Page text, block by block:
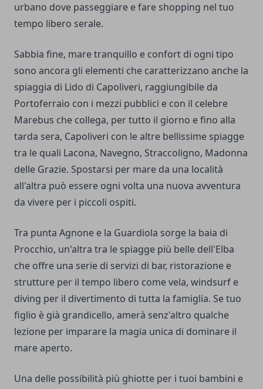
urbano dove passeggiare e fare shopping nel tuo
tempo libero serale.
Sabbia fine, mare tranquillo e confort di ogni tipo
sono ancora gli elementi che caratterizzano anche la
spiaggia di Lido di Capoliveri, raggiungibile da
Portoferraio con i mezzi pubblici e con il celebre
Marebus che collega, per tutto il giorno e fino alla
tarda sera, Capoliveri con le altre bellissime spiagge
tra le quali Lacona, Navegno, Straccoligno, Madonna
delle Grazie. Spostarsi per mare da una località
all'altra può essere ogni volta una nuova avventura
da vivere per i piccoli ospiti.
Tra punta Agnone e la Guardiola sorge la baia di
Procchio, un'altra tra le spiagge più belle dell'Elba
che offre una serie di servizi di bar, ristorazione e
strutture per il tempo libero come vela, windsurf e
diving per il divertimento di tutta la famiglia. Se tuo
figlio è già grandicello, amerà senz'altro qualche
lezione per imparare la magia unica di dominare il
mare aperto.
Una delle possibilità più ghiotte per i tuoi bambini e